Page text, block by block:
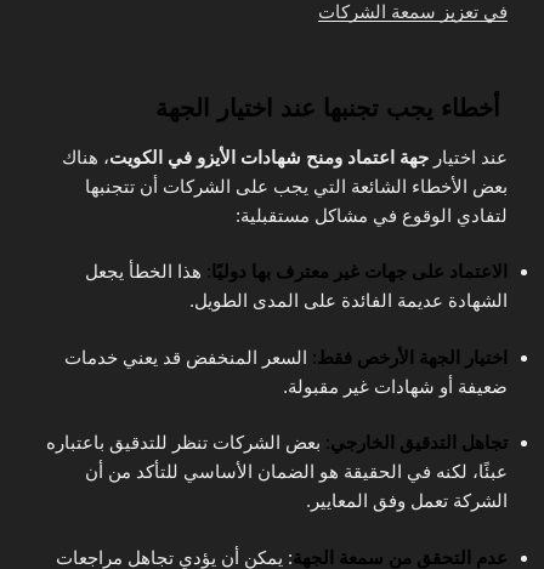
في تعزيز سمعة الشركات
أخطاء يجب تجنبها عند اختيار الجهة
عند اختيار جهة اعتماد ومنح شهادات الأيزو في الكويت، هناك
بعض الأخطاء الشائعة التي يجب على الشركات أن تتجنبها
لتفادي الوقوع في مشاكل مستقبلية:
الاعتماد على جهات غير معترف بها دوليًا : هذا الخطأ يجعل
الشهادة عديمة الفائدة على المدى الطويل.
اختيار الجهة الأرخص فقط: السعر المنخفض قد يعني خدمات
ضعيفة أو شهادات غير مقبولة.
تجاهل التدقيق الخارجي: بعض الشركات تنظر للتدقيق باعتباره
عبئًا، لكنه في الحقيقة هو الضمان الأساسي للتأكد من أن
الشركة تعمل وفق المعايير.
عدم التحقق من سمعة الجهة: يمكن أن يؤدي تجاهل مراجعات